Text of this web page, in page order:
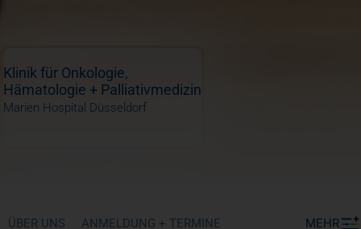
Klinik für Onkologie,
Hämatologie + Palliativmedizin
Marien Hospital Düsseldorf
ÜBER UNS ANMELDUNG + TERMINE MEHR